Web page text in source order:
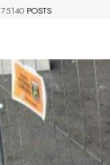
75140 POSTS